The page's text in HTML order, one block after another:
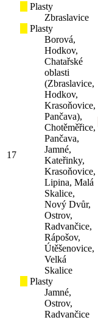
17
Plasty
Zbraslavice
Plasty
Borová,
Hodkov,
Chatařské
oblasti
(Zbraslavice,
Hodkov,
Krasoňovice,
Pančava),
Chotěměřice,
Pančava,
Jamné,
Kateřinky,
Krasoňovice,
Lipina, Malá
Skalice,
Nový Dvůr,
Ostrov,
Radvančice,
Rápošov,
Útěšenovice,
Velká
Skalice
Plasty
Jamné,
Ostrov,
Radvančice